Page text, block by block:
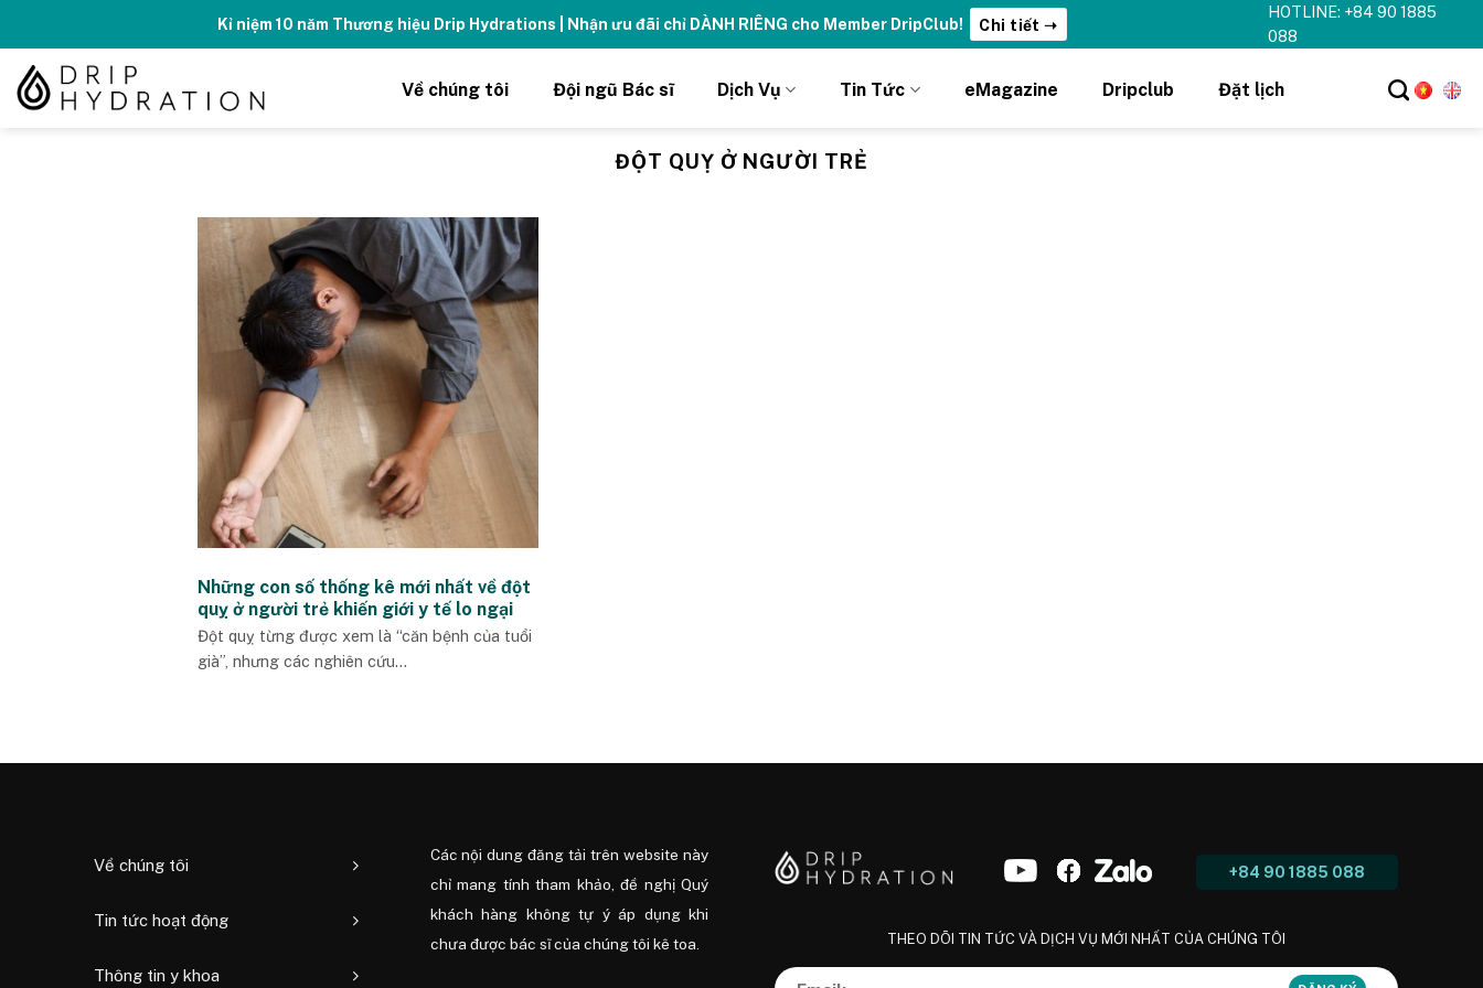
content
Kỉ niệm 10 năm Thương hiệu Drip Hydrations | Nhận ưu đãi chỉ DÀNH RIÊNG cho Member DripClub! Chi tiết ➝
HOTLINE: +84 90 1885
088
Về chúng tôi Đội ngũ Bác sĩ Dịch Vụ Tin Tức eMagazine Dripclub Đặt lịch
ĐỘT QUỴ Ở NGƯỜI TRẺ
Những con số thống kê mới nhất về đột
quỵ ở người trẻ khiến giới y tế lo ngại
Đột quỵ từng được xem là “căn bệnh của tuổi
già”, nhưng các nghiên cứu...
Về chúng tôi
Tin tức hoạt động
Thông tin y khoa
Các nội dung đăng tải trên website này
chỉ mang tính tham khảo, đề nghị Quý
khách hàng không tự ý áp dụng khi
chưa được bác sĩ của chúng tôi kê toa.
+84 90 1885 088
THEO DÕI TIN TỨC VÀ DỊCH VỤ MỚI NHẤT CỦA CHÚNG TÔI